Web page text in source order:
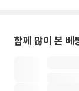
함께 많이 본 베